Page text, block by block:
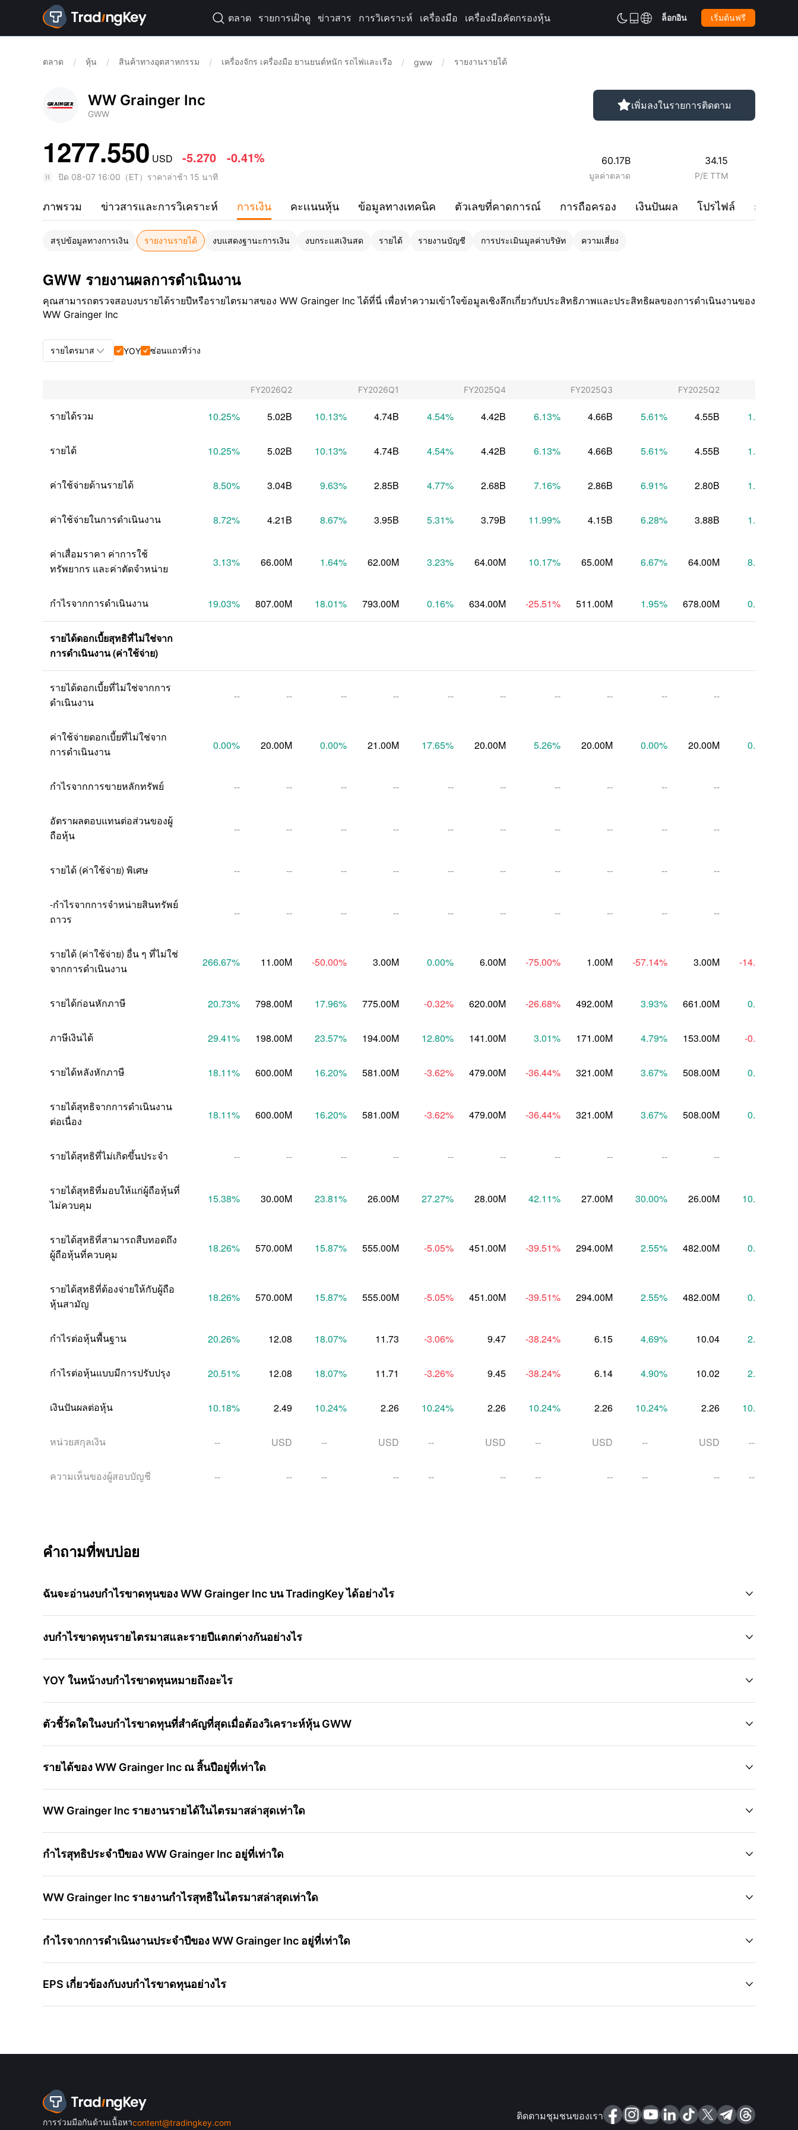
 ตลาด รายการเฝ้าดู ข่าวสาร การวิเคราะห์ เครื่องมือ เครื่องมือคัดกรองหุ้น  ล็อกอิน เริ่มต้นฟรี
ตลาด / หุ้น / สินค้าทางอุตสาหกรรม / เครื่องจักร เครื่องมือ ยานยนต์หนัก รถไฟและเรือ / gww / รายงานรายได้
WW Grainger Inc
GWW
เพิ่มลงในรายการติดตาม
1277.550 USD -5.270 -0.41%
ปิด 08-07 16:00 （ET） ราคาล่าช้า 15 นาที
60.17B
มูลค่าตลาด
34.15
P/E TTM
ภาพรวม ข่าวสารและการวิเคราะห์ การเงิน คะเเนนหุ้น ข้อมูลทางเทคนิค ตัวเลขที่คาดการณ์ การถือครอง เงินปันผล โปรไฟล์ การสนท
สรุปข้อมูลทางการเงิน รายงานรายได้ งบแสดงฐานะการเงิน งบกระแสเงินสด รายได้ รายงานบัญชี การประเมินมูลค่าบริษัท ความเสี่ยง
GWW รายงานผลการดำเนินงาน
คุณสามารถตรวจสอบงบรายได้รายปีหรือรายไตรมาสของ WW Grainger Inc ได้ที่นี่ เพื่อทำความเข้าใจข้อมูลเชิงลึกเกี่ยวกับประสิทธิภาพและประสิทธิผลของการดำเนินงานของ
WW Grainger Inc
รายไตรมาส  YOY ซ่อนแถวที่ว่าง
FY2026Q2 FY2026Q1 FY2025Q4 FY2025Q3 FY2025Q2
รายได้รวม 10.25% 5.02B 10.13% 4.74B 4.54% 4.42B 6.13% 4.66B 5.61% 4.55B 1.68
รายได้ 10.25% 5.02B 10.13% 4.74B 4.54% 4.42B 6.13% 4.66B 5.61% 4.55B 1.68
ค่าใช้จ่ายด้านรายได้ 8.50% 3.04B 9.63% 2.85B 4.77% 2.68B 7.16% 2.86B 6.91% 2.80B 1.13
ค่าใช้จ่ายในการดำเนินงาน 8.72% 4.21B 8.67% 3.95B 5.31% 3.79B 11.99% 4.15B 6.28% 3.88B 1.91
ค่าเสื่อมราคา ค่าการใช้
ทรัพยากร และค่าตัดจำหน่าย
3.13% 66.00M 1.64% 62.00M 3.23% 64.00M 10.17% 65.00M 6.67% 64.00M 8.93
กำไรจากการดำเนินงาน 19.03% 807.00M 18.01% 793.00M 0.16% 634.00M -25.51% 511.00M 1.95% 678.00M 0.45
รายได้ดอกเบี้ยสุทธิที่ไม่ใช่จาก
การดำเนินงาน (ค่าใช้จ่าย)
รายได้ดอกเบี้ยที่ไม่ใช่จากการ
ดำเนินงาน
-- -- -- -- -- -- -- -- -- --
ค่าใช้จ่ายดอกเบี้ยที่ไม่ใช่จาก
การดำเนินงาน
0.00% 20.00M 0.00% 21.00M 17.65% 20.00M 5.26% 20.00M 0.00% 20.00M 0.00
กำไรจากการขายหลักทรัพย์ -- -- -- -- -- -- -- -- -- --
อัตราผลตอบแทนต่อส่วนของผู้
ถือหุ้น
-- -- -- -- -- -- -- -- -- --
รายได้ (ค่าใช้จ่าย) พิเศษ -- -- -- -- -- -- -- -- -- --
-กำไรจากการจำหน่ายสินทรัพย์
ถาวร
-- -- -- -- -- -- -- -- -- --
รายได้ (ค่าใช้จ่าย) อื่น ๆ ที่ไม่ใช่
จากการดำเนินงาน
266.67% 11.00M -50.00% 3.00M 0.00% 6.00M -75.00% 1.00M -57.14% 3.00M -14.29
รายได้ก่อนหักภาษี 20.73% 798.00M 17.96% 775.00M -0.32% 620.00M -26.68% 492.00M 3.93% 661.00M 0.31
ภาษีเงินได้ 29.41% 198.00M 23.57% 194.00M 12.80% 141.00M 3.01% 171.00M 4.79% 153.00M -0.63
รายได้หลังหักภาษี 18.11% 600.00M 16.20% 581.00M -3.62% 479.00M -36.44% 321.00M 3.67% 508.00M 0.60
รายได้สุทธิจากการดำเนินงาน
ต่อเนื่อง
18.11% 600.00M 16.20% 581.00M -3.62% 479.00M -36.44% 321.00M 3.67% 508.00M 0.60
รายได้สุทธิที่ไม่เกิดขึ้นประจำ -- -- -- -- -- -- -- -- -- --
รายได้สุทธิที่มอบให้แก่ผู้ถือหุ้นที่
ไม่ควบคุม
15.38% 30.00M 23.81% 26.00M 27.27% 28.00M 42.11% 27.00M 30.00% 26.00M 10.53
รายได้สุทธิที่สามารถสืบทอดถึง
ผู้ถือหุ้นที่ควบคุม
18.26% 570.00M 15.87% 555.00M -5.05% 451.00M -39.51% 294.00M 2.55% 482.00M 0.21
รายได้สุทธิที่ต้องจ่ายให้กับผู้ถือ
หุ้นสามัญ
18.26% 570.00M 15.87% 555.00M -5.05% 451.00M -39.51% 294.00M 2.55% 482.00M 0.21
กําไรต่อหุ้นพื้นฐาน 20.26% 12.08 18.07% 11.73 -3.06% 9.47 -38.24% 6.15 4.69% 10.04 2.29
กําไรต่อหุ้นแบบมีการปรับปรุง 20.51% 12.08 18.07% 11.71 -3.26% 9.45 -38.24% 6.14 4.90% 10.02 2.49
เงินปันผลต่อหุ้น 10.18% 2.49 10.24% 2.26 10.24% 2.26 10.24% 2.26 10.24% 2.26 10.22
หน่วยสกุลเงิน -- USD -- USD -- USD -- USD -- USD --
ความเห็นของผู้สอบบัญชี -- -- -- -- -- -- -- -- -- -- --
คำถามที่พบบ่อย
ฉันจะอ่านงบกำไรขาดทุนของ WW Grainger Inc บน TradingKey ได้อย่างไร 
งบกำไรขาดทุนรายไตรมาสและรายปีแตกต่างกันอย่างไร 
YOY ในหน้างบกำไรขาดทุนหมายถึงอะไร 
ตัวชี้วัดใดในงบกำไรขาดทุนที่สำคัญที่สุดเมื่อต้องวิเคราะห์หุ้น GWW 
รายได้ของ WW Grainger Inc ณ สิ้นปีอยู่ที่เท่าใด 
WW Grainger Inc รายงานรายได้ในไตรมาสล่าสุดเท่าใด 
กำไรสุทธิประจำปีของ WW Grainger Inc อยู่ที่เท่าใด 
WW Grainger Inc รายงานกำไรสุทธิในไตรมาสล่าสุดเท่าใด 
กำไรจากการดำเนินงานประจำปีของ WW Grainger Inc อยู่ที่เท่าใด 
EPS เกี่ยวข้องกับงบกำไรขาดทุนอย่างไร 
การร่วมมือกันด้านเนื้อหาcontent@tradingkey.com ติดตามชุมชนของเรา